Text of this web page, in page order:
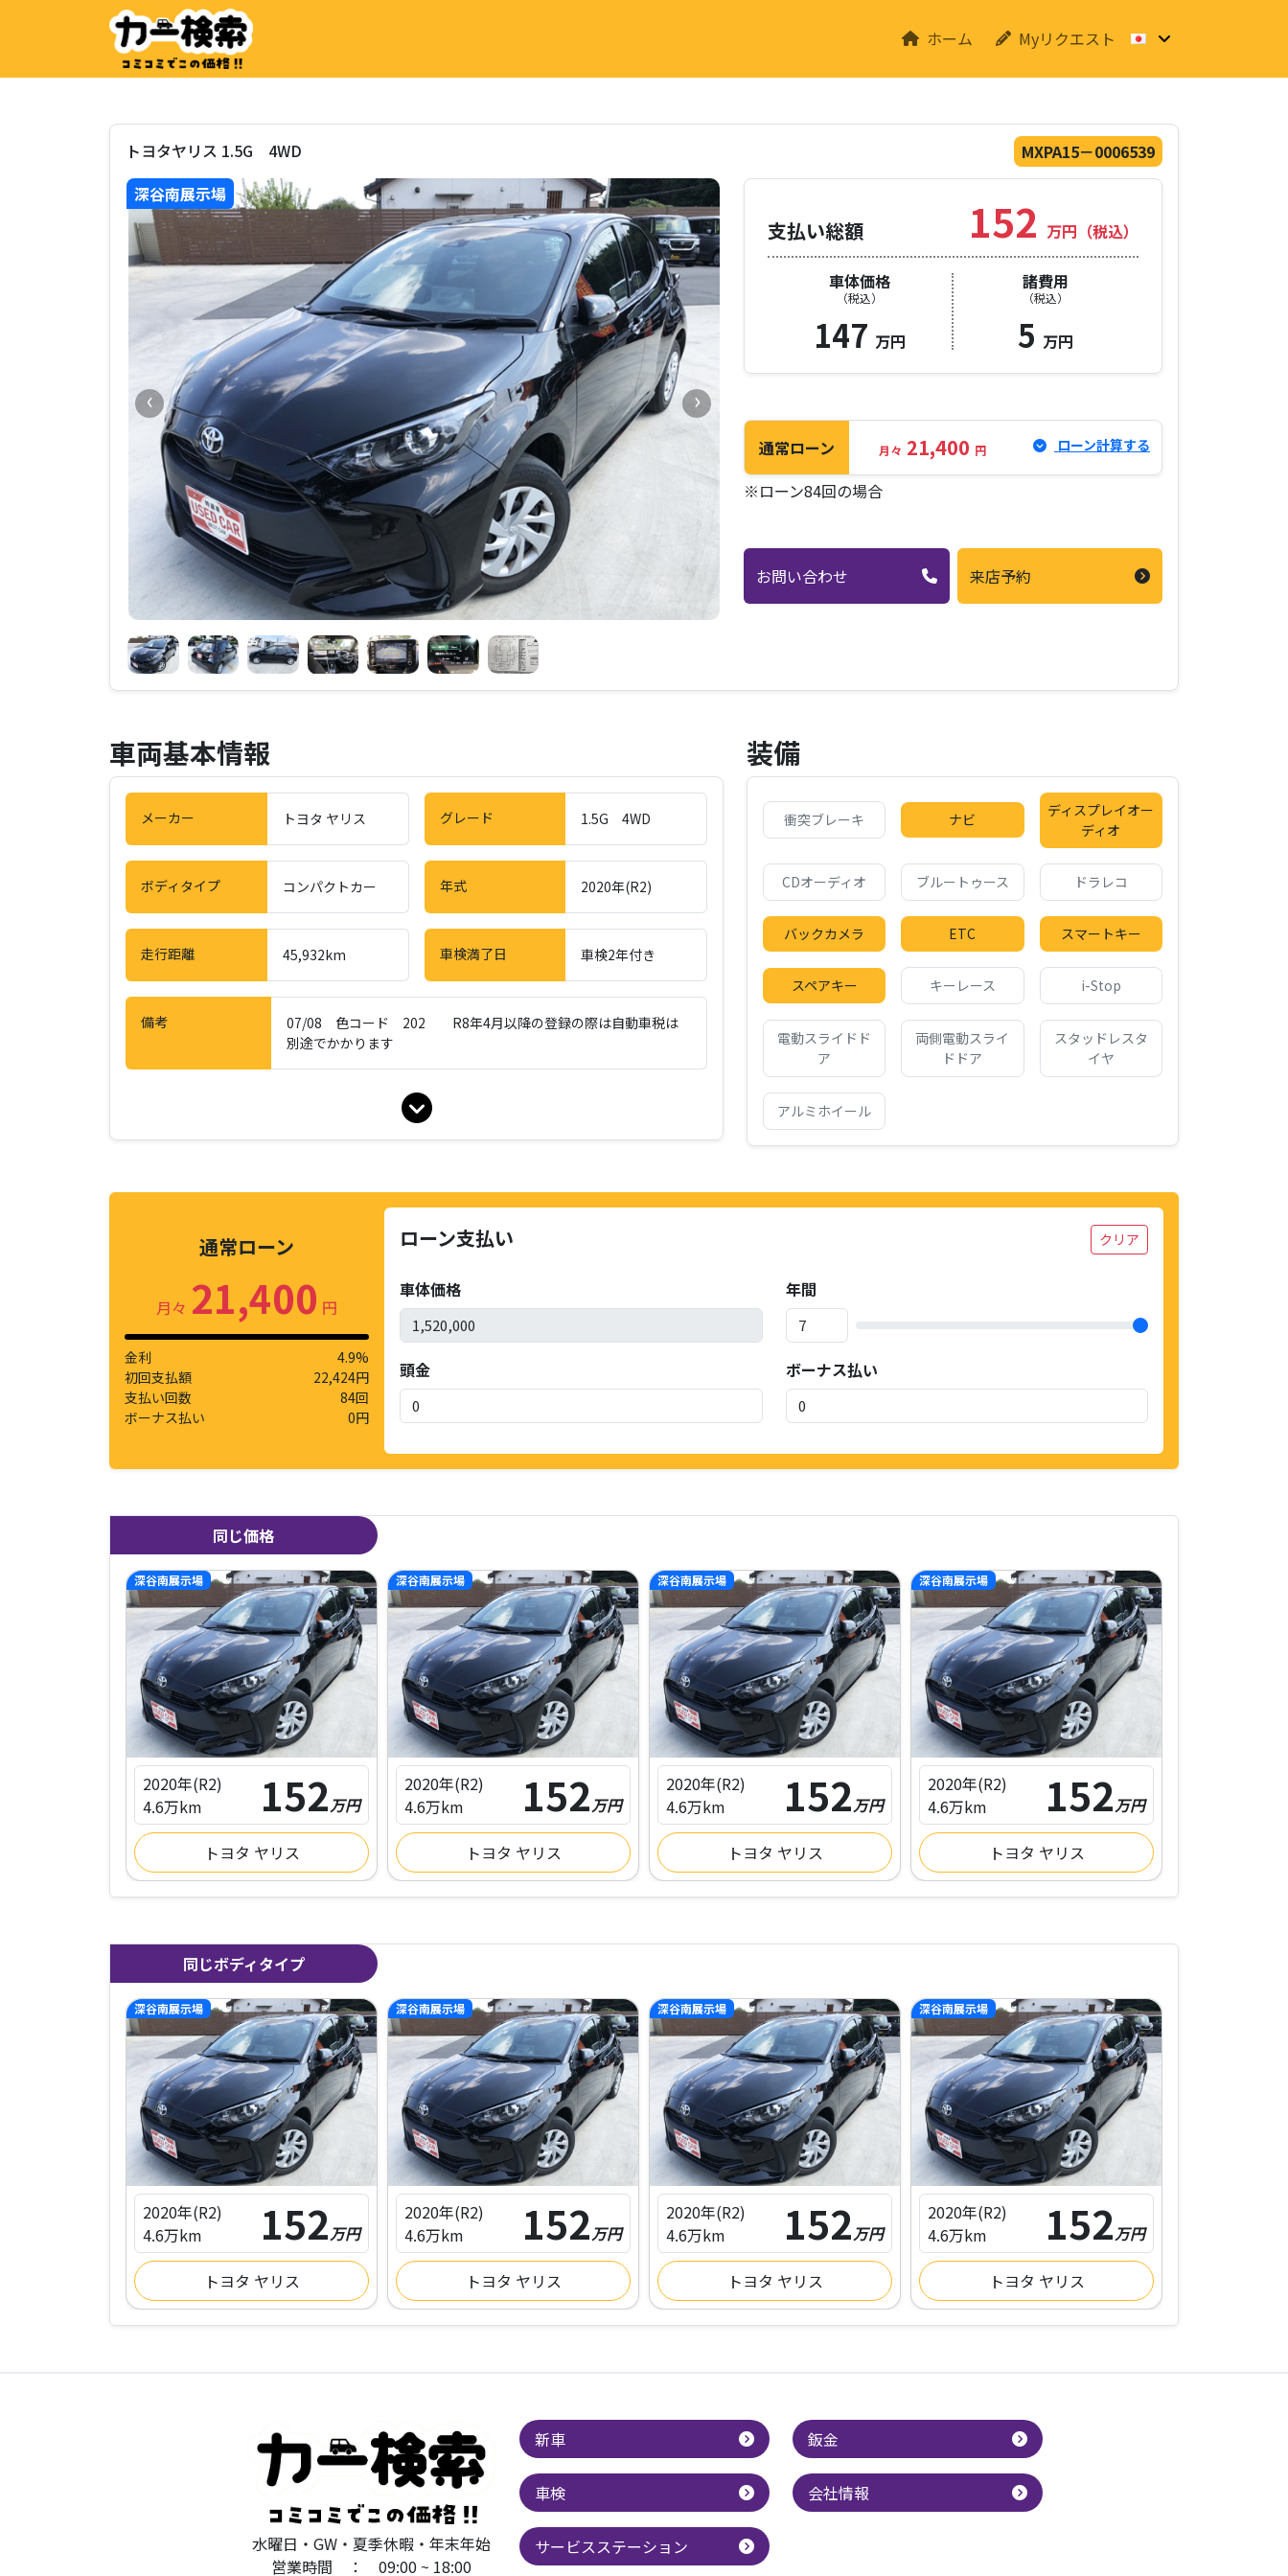
ホーム Myリクエスト
トヨタヤリス 1.5G 4WD
MXPA15－0006539
深谷南展示場
‹ ›
支払い総額 152 万円（税込）
車体価格
（税込）
147 万円
諸費用
（税込）
5 万円
通常ローン 月々 21,400 円 ローン計算する
※ローン84回の場合
お問い合わせ 来店予約
車両基本情報
メーカー トヨタ ヤリス グレード 1.5G 4WD
ボディタイプ コンパクトカー 年式 2020年(R2)
走行距離 45,932km 車検満了日 車検2年付き
備考
07/08 色コード 202 R8年4月以降の登録の際は自動車税は
別途でかかります
装備
衝突ブレーキ ナビ
ディスプレイオー
ディオ
CDオーディオ ブルートゥース ドラレコ
バックカメラ ETC スマートキー
スペアキー キーレース i-Stop
電動スライドド
ア
両側電動スライ
ドドア
スタッドレスタ
イヤ
アルミホイール
通常ローン
月々 21,400 円
金利
4.9%
初回支払額
22,424円
支払い回数
84回
ボーナス払い
0円
ローン支払い クリア
車体価格 年間
頭金 ボーナス払い
同じ価格
深谷南展示場
2020年(R2)
4.6万km
152万円
トヨタ ヤリス
深谷南展示場
2020年(R2)
4.6万km
152万円
トヨタ ヤリス
深谷南展示場
2020年(R2)
4.6万km
152万円
トヨタ ヤリス
深谷南展示場
2020年(R2)
4.6万km
152万円
トヨタ ヤリス
同じボディタイプ
深谷南展示場
2020年(R2)
4.6万km
152万円
トヨタ ヤリス
深谷南展示場
2020年(R2)
4.6万km
152万円
トヨタ ヤリス
深谷南展示場
2020年(R2)
4.6万km
152万円
トヨタ ヤリス
深谷南展示場
2020年(R2)
4.6万km
152万円
トヨタ ヤリス
水曜日・GW・夏季休暇・年末年始
営業時間 ： 09:00 ~ 18:00
新車
車検
サービスステーション
鈑金
会社情報